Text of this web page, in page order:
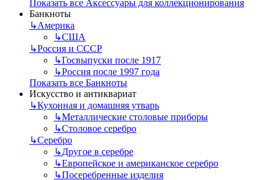
Показать все Аксессуары для коллекционирования
Банкноты
↳Америка
↳США
↳Россия и СССР
↳Госвыпуски после 1917
↳Россия после 1997 года
Показать все Банкноты
Искусство и антиквариат
↳Кухонная и домашняя утварь
↳Металлические столовые приборы
↳Столовое серебро
↳Серебро
↳Другое в серебре
↳Европейское и американское серебро
↳Посеребренные изделия